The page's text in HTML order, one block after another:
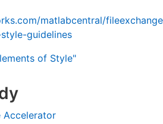
matlabcentral/
guidelines
of Style"
Accelerator